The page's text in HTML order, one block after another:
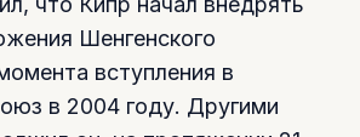
Шенгенского
вступления в
в 2004 году. Другими